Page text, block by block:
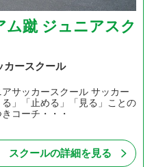
蹴 ジュニアスク
カースクール
サッカースクール サッカー
」「止める」「見る」ことの
コーチ・・・
スクールの詳細を見る